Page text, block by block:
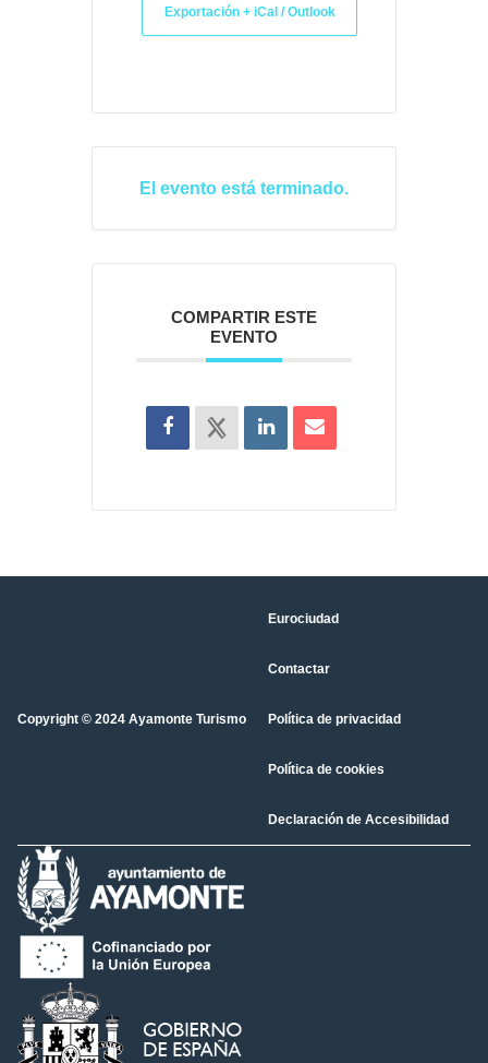
Exportación + iCal / Outlook
El evento está terminado.
COMPARTIR ESTE
EVENTO
Copyright © 2024 Ayamonte Turismo
Eurociudad
Contactar
Política de privacidad
Política de cookies
Declaración de Accesibilidad